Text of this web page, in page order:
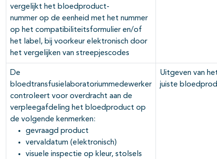
vergelijkt het bloedproduct-
nummer op de eenheid met het nummer
op het compatibiliteitsformulier en/of
het label, bij voorkeur elektronisch door
het vergelijken van streepjescodes
De
bloedtransfusielaboratoriummedewerker
controleert voor overdracht aan de
verpleegafdeling het bloedproduct op
de volgende kenmerken:
gevraagd product
vervaldatum (elektronisch)
visuele inspectie op kleur, stolsels
Uitgeven van
juiste